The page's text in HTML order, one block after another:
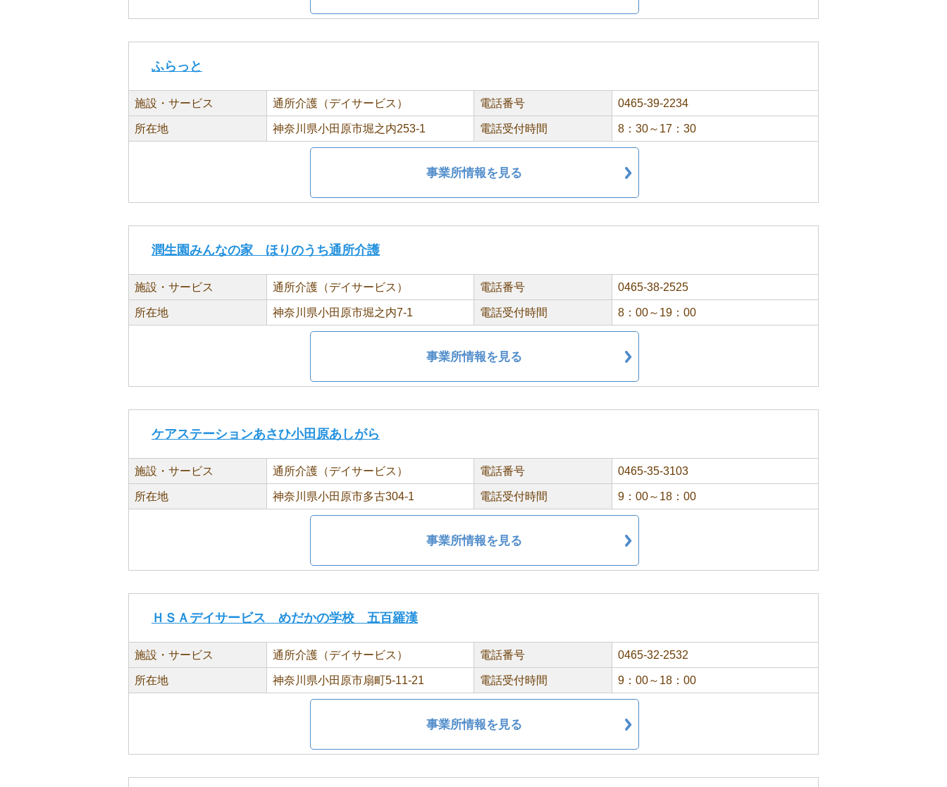
ふらっと
施設・サービス 通所介護（デイサービス） 電話番号 0465-39-2234
所在地 神奈川県小田原市堀之内253-1 電話受付時間 8：30～17：30
事業所情報を見る
潤生園みんなの家 ほりのうち通所介護
施設・サービス 通所介護（デイサービス） 電話番号 0465-38-2525
所在地 神奈川県小田原市堀之内7-1 電話受付時間 8：00～19：00
事業所情報を見る
ケアステーションあさひ小田原あしがら
施設・サービス 通所介護（デイサービス） 電話番号 0465-35-3103
所在地 神奈川県小田原市多古304-1 電話受付時間 9：00～18：00
事業所情報を見る
ＨＳＡデイサービス めだかの学校 五百羅漢
施設・サービス 通所介護（デイサービス） 電話番号 0465-32-2532
所在地 神奈川県小田原市扇町5-11-21 電話受付時間 9：00～18：00
事業所情報を見る